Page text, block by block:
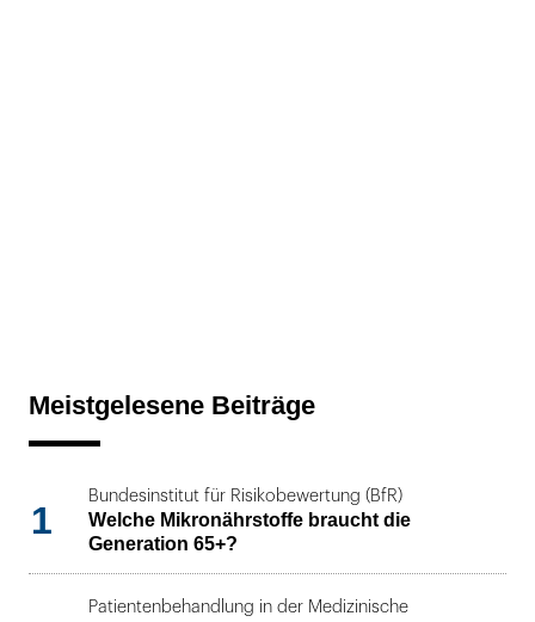
Meistgelesene Beiträge
1
Bundesinstitut für Risikobewertung (BfR)
Welche Mikronährstoffe braucht die
Generation 65+?
Patientenbehandlung in der Medizinische